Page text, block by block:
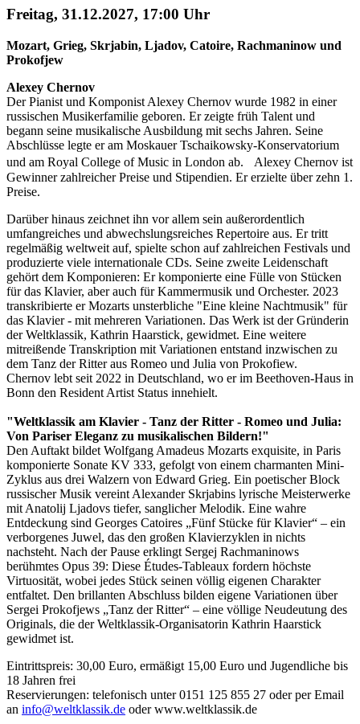
Freitag, 31.12.2027, 17:00 Uhr
Mozart, Grieg, Skrjabin, Ljadov, Catoire, Rachmaninow und
Prokofjew
Alexey Chernov
Der Pianist und Komponist Alexey Chernov wurde 1982 in einer
russischen Musikerfamilie geboren. Er zeigte früh Talent und
begann seine musikalische Ausbildung mit sechs Jahren. Seine
Abschlüsse legte er am Moskauer Tschaikowsky-Konservatorium
und am Royal College of Music in London ab. Alexey Chernov ist
Gewinner zahlreicher Preise und Stipendien. Er erzielte über zehn 1.
Preise.
Darüber hinaus zeichnet ihn vor allem sein außerordentlich
umfangreiches und abwechslungsreiches Repertoire aus. Er tritt
regelmäßig weltweit auf, spielte schon auf zahlreichen Festivals und
produzierte viele internationale CDs. Seine zweite Leidenschaft
gehört dem Komponieren: Er komponierte eine Fülle von Stücken
für das Klavier, aber auch für Kammermusik und Orchester. 2023
transkribierte er Mozarts unsterbliche "Eine kleine Nachtmusik" für
das Klavier - mit mehreren Variationen. Das Werk ist der Gründerin
der Weltklassik, Kathrin Haarstick, gewidmet. Eine weitere
mitreißende Transkription mit Variationen entstand inzwischen zu
dem Tanz der Ritter aus Romeo und Julia von Prokofiew.
Chernov lebt seit 2022 in Deutschland, wo er im Beethoven-Haus in
Bonn den Resident Artist Status innehielt.
"Weltklassik am Klavier - Tanz der Ritter - Romeo und Julia:
Von Pariser Eleganz zu musikalischen Bildern!"
Den Auftakt bildet Wolfgang Amadeus Mozarts exquisite, in Paris
komponierte Sonate KV 333, gefolgt von einem charmanten Mini-
Zyklus aus drei Walzern von Edward Grieg. Ein poetischer Block
russischer Musik vereint Alexander Skrjabins lyrische Meisterwerke
mit Anatolij Ljadovs tiefer, sanglicher Melodik. Eine wahre
Entdeckung sind Georges Catoires „Fünf Stücke für Klavier“ – ein
verborgenes Juwel, das den großen Klavierzyklen in nichts
nachsteht. Nach der Pause erklingt Sergej Rachmaninows
berühmtes Opus 39: Diese Études-Tableaux fordern höchste
Virtuosität, wobei jedes Stück seinen völlig eigenen Charakter
entfaltet. Den brillanten Abschluss bilden eigene Variationen über
Sergei Prokofjews „Tanz der Ritter“ – eine völlige Neudeutung des
Originals, die der Weltklassik-Organisatorin Kathrin Haarstick
gewidmet ist.
Eintrittspreis: 30,00 Euro, ermäßigt 15,00 Euro und Jugendliche bis
18 Jahren frei
Reservierungen: telefonisch unter 0151 125 855 27 oder per Email
an info@weltklassik.de oder www.weltklassik.de